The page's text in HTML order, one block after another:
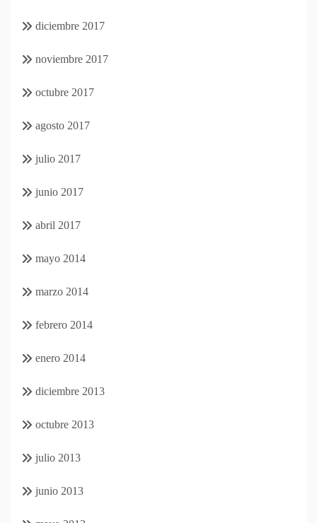
diciembre 2017
noviembre 2017
octubre 2017
agosto 2017
julio 2017
junio 2017
abril 2017
mayo 2014
marzo 2014
febrero 2014
enero 2014
diciembre 2013
octubre 2013
julio 2013
junio 2013